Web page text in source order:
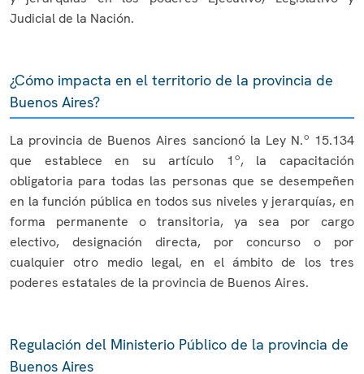
Judicial de la Nación.
¿Cómo impacta en el territorio de la provincia de
Buenos Aires?
La provincia de Buenos Aires sancionó la Ley N.º 15.134
que establece en su artículo 1º, la capacitación
obligatoria para todas las personas que se desempeñen
en la función pública en todos sus niveles y jerarquías, en
forma permanente o transitoria, ya sea por cargo
electivo, designación directa, por concurso o por
cualquier otro medio legal, en el ámbito de los tres
poderes estatales de la provincia de Buenos Aires.
Regulación del Ministerio Público de la provincia de
Buenos Aires